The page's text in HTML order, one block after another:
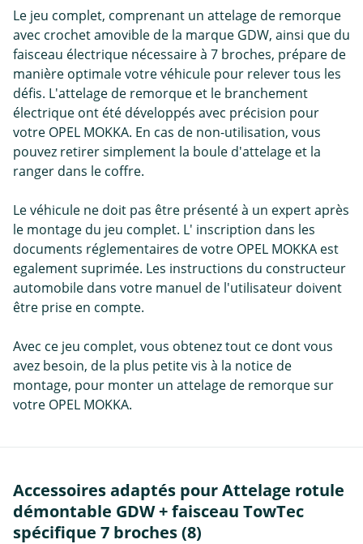
Le jeu complet, comprenant un attelage de remorque
avec crochet amovible de la marque GDW, ainsi que du
faisceau électrique nécessaire à 7 broches, prépare de
manière optimale votre véhicule pour relever tous les
défis. L'attelage de remorque et le branchement
électrique ont été développés avec précision pour
votre OPEL MOKKA. En cas de non-utilisation, vous
pouvez retirer simplement la boule d'attelage et la
ranger dans le coffre.
Le véhicule ne doit pas être présenté à un expert après
le montage du jeu complet. L' inscription dans les
documents réglementaires de votre OPEL MOKKA est
egalement suprimée. Les instructions du constructeur
automobile dans votre manuel de l'utilisateur doivent
être prise en compte.
Avec ce jeu complet, vous obtenez tout ce dont vous
avez besoin, de la plus petite vis à la notice de
montage, pour monter un attelage de remorque sur
votre OPEL MOKKA.
Accessoires adaptés pour Attelage rotule
démontable GDW + faisceau TowTec
spécifique 7 broches (8)